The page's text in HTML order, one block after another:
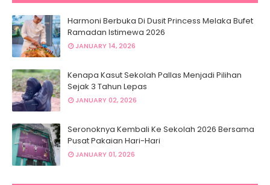
Harmoni Berbuka Di Dusit Princess Melaka Bufet
Ramadan Istimewa 2026
JANUARY 14, 2026
Kenapa Kasut Sekolah Pallas Menjadi Pilihan
Sejak 3 Tahun Lepas
JANUARY 02, 2026
Seronoknya Kembali Ke Sekolah 2026 Bersama
Pusat Pakaian Hari-Hari
JANUARY 01, 2026